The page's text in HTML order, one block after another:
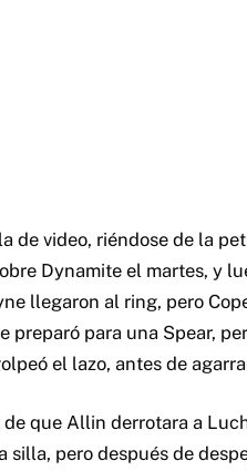
de video, riéndose de la
Dynamite el martes, y
llegaron al ring, pero
preparó para una Spear,
el lazo, antes de
que Allin derrotara a
pero después de